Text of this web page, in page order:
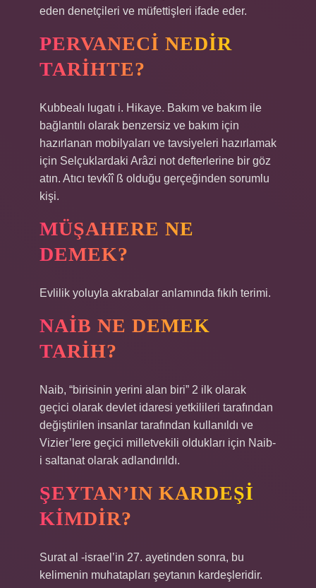
eden denetçileri ve müfettişleri ifade eder.
PERVANECI NEDIR
TARIHTE?
Kubbealı lugatı i. Hikaye. Bakım ve bakım ile
bağlantılı olarak benzersiz ve bakım için
hazırlanan mobilyaları ve tavsiyeleri hazırlamak
için Selçuklardaki Arâzi not defterlerine bir göz
atın. Atıcı tevkîî ß olduğu gerçeğinden sorumlu
kişi.
MÜŞAHERE NE
DEMEK?
Evlilik yoluyla akrabalar anlamında fıkıh terimi.
NAIB NE DEMEK
TARIH?
Naib, “birisinin yerini alan biri” 2 ilk olarak
geçici olarak devlet idaresi yetkilileri tarafından
değiştirilen insanlar tarafından kullanıldı ve
Vizier’lere geçici milletvekili oldukları için Naib-
i saltanat olarak adlandırıldı.
ŞEYTAN’IN KARDEŞI
KIMDIR?
Surat al -israel’in 27. ayetinden sonra, bu
kelimenin muhatapları şeytanın kardeşleridir.